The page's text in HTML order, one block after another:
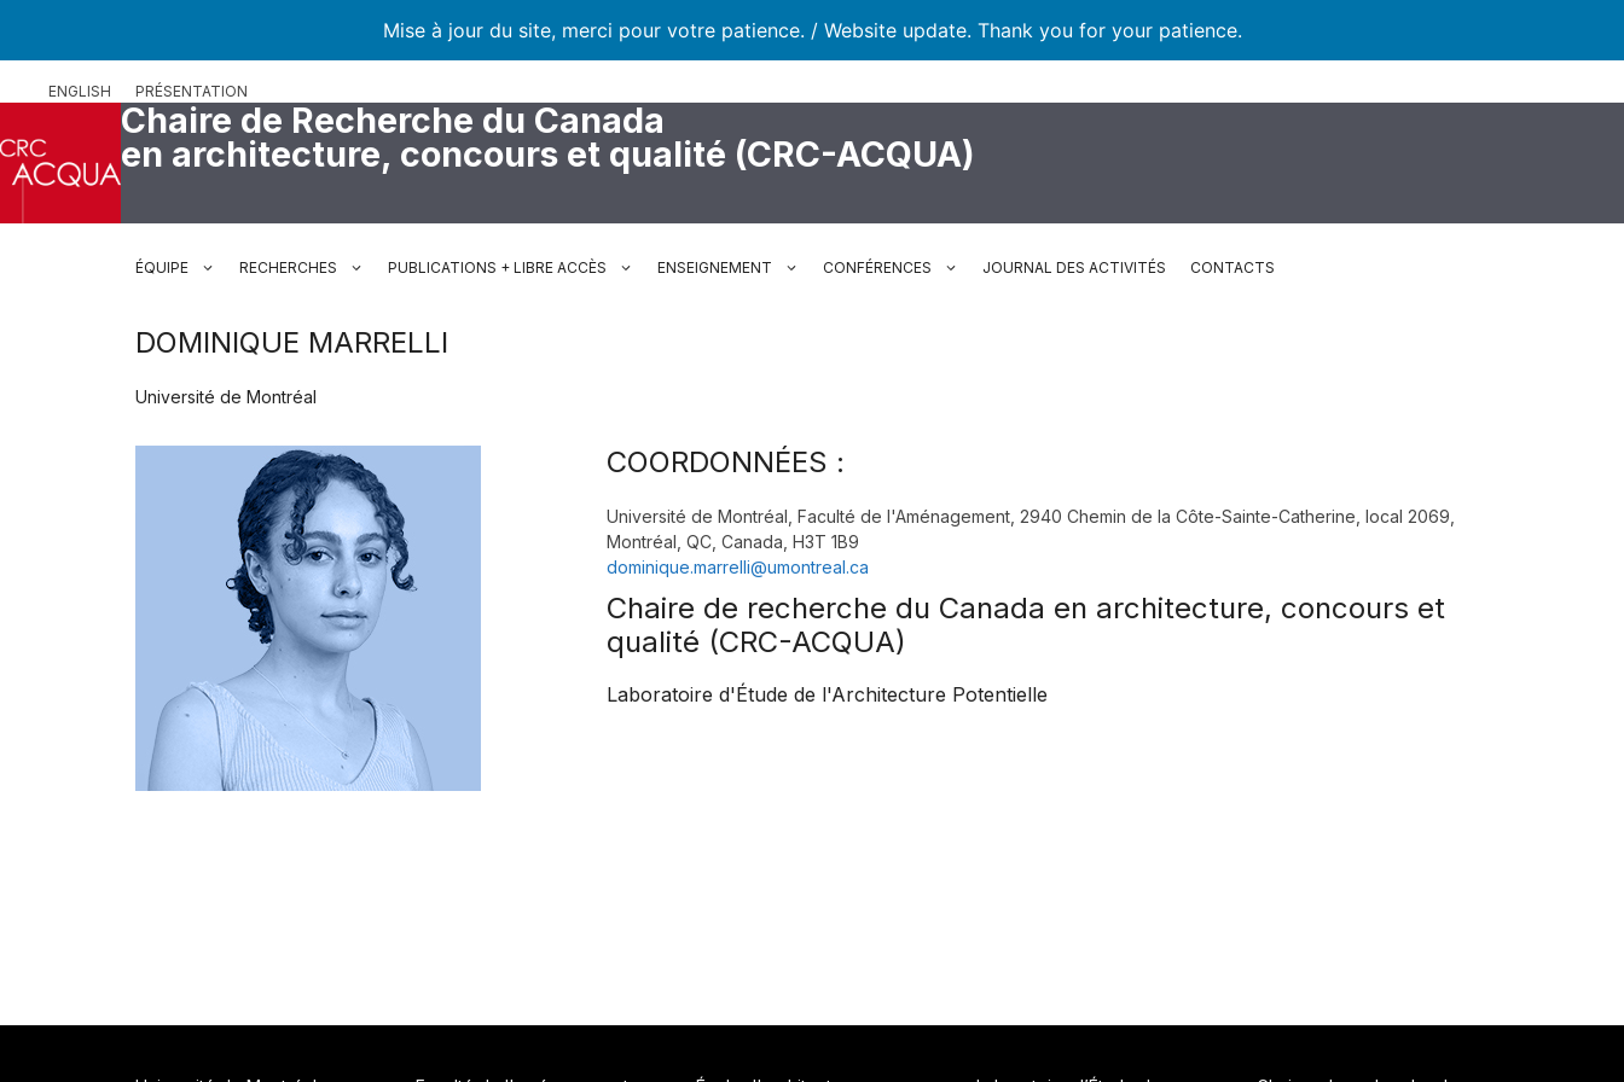
Mise à jour du site, merci pour votre patience. / Website update. Thank you for your patience.
ENGLISH PRÉSENTATION
Chaire de Recherche du Canada
en architecture, concours et qualité (CRC-ACQUA)
ÉQUIPE RECHERCHES PUBLICATIONS + LIBRE ACCÈS ENSEIGNEMENT CONFÉRENCES JOURNAL DES ACTIVITÉS CONTACTS
DOMINIQUE MARRELLI
Université de Montréal
COORDONNÉES :
Université de Montréal, Faculté de l'Aménagement, 2940 Chemin de la Côte-Sainte-Catherine, local 2069,
Montréal, QC, Canada, H3T 1B9
dominique.marrelli@umontreal.ca
Chaire de recherche du Canada en architecture, concours et
qualité (CRC-ACQUA)
Laboratoire d'Étude de l'Architecture Potentielle